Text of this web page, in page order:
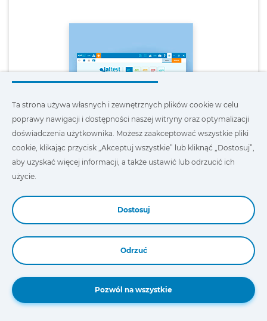
Jaltest Download Manager
Pobierz
Ta strona używa własnych i zewnętrznych plików cookie w celu
poprawy nawigacji i dostępności naszej witryny oraz optymalizacji
doświadczenia użytkownika. Możesz zaakceptować wszystkie pliki
cookie, klikając przycisk „Akceptuj wszystkie” lub kliknąć „Dostosuj”,
aby uzyskać więcej informacji, a także ustawić lub odrzucić ich
użycie.
Dostosuj
Odrzuć
Pozwól na wszystkie